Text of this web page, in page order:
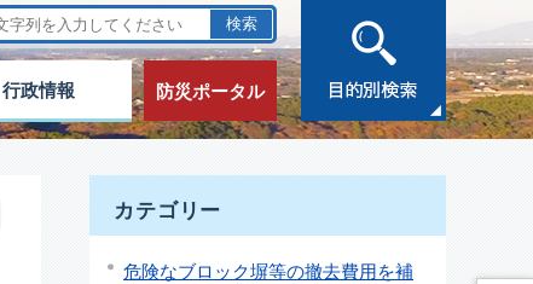
行政情報 防災ポータル
カテゴリー
危険なブロック塀等の撤去費用を補